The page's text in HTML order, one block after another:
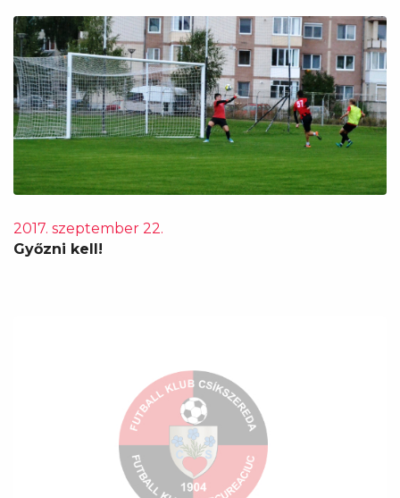
2017. szeptember 22.
Győzni kell!